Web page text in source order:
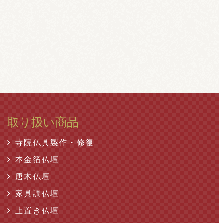
取り扱い商品
寺院仏具製作・修復
本金箔仏壇
唐木仏壇
家具調仏壇
上置き仏壇